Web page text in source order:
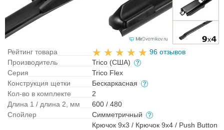
Рейтинг товара
96 отзывов
Производитель
Trico (США)
Серия
Trico Flex
Конструкция щетки
Бескаркасная
Кол-во в комплекте
2
Длина 1 / длина 2, мм
600 / 480
Спойлер
Симметричный
Крючок 9x3 / Крючок 9x4 / Push Button